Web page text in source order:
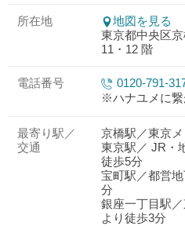
所在地
地図を見る
東京都中央区
11・12 階
電話番号
0120-791-
※ハナユメに繋
最寄り駅／
交通
京橋駅／東京
東京駅／ JR・
徒歩5分
宝町駅／都営
分
銀座一丁目駅
より徒歩3分